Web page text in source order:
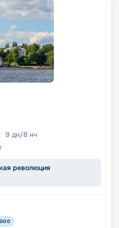
9 дн/8 нч
революция